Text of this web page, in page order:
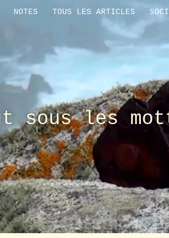
NOTES TOUS LES ARTICLES
sous les